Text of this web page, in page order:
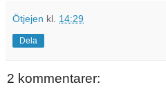
Ötjejen kl. 14:29
Dela
2 kommentarer: